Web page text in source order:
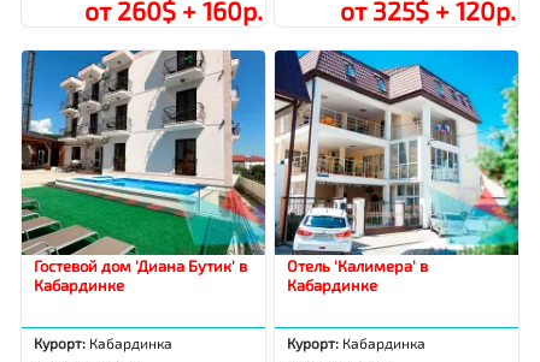
от 260$ + 160р. от 325$ + 120р.
Гостевой дом 'Диана Бутик' в
Кабардинке
Курорт: Кабардинка
Отель 'Калимера' в
Кабардинке
Курорт: Кабардинка